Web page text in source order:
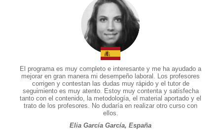
El programa es muy completo e interesante y me ha ayudado a
mejorar en gran manera mi desempeño laboral. Los profesores
corrigen y contestan las dudas muy rápido y el tutor de
seguimiento es muy atento. Estoy muy contenta y satisfecha
tanto con el contenido, la metodología, el material aportado y el
trato de los profesores. No dudaría en realizar otro curso con
ellos.
Elia García García, España